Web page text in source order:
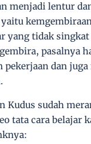
menjadi lentur
yang tidak
pasalnya
pekerjaan dan
Kudus sudah
tata cara belajar